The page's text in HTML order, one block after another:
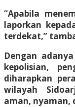
“Apabila
laporkan
terdekat,”
Dengan
kepolisian,
diharapkan
wilayah
aman, nyaman,